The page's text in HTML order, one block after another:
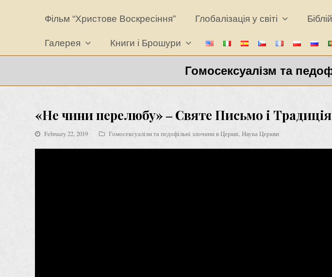
Фільм “Христове Воскресіння” Глобалізація у світі
Галерея Книги і Брошури
Гомосексуалізм та
«Не чини перелюбу» ‒ Святе Письмо і Традиція
February 22, 2019 Гомосексуалізм та педофільні злочини в Церкві,Наука Церкви